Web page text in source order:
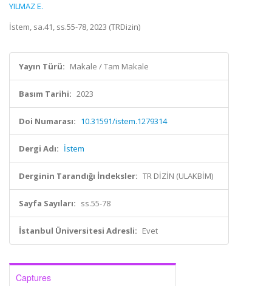
YILMAZ E.
İstem, sa.41, ss.55-78, 2023 (TRDizin)
Yayın Türü: Makale / Tam Makale
Basım Tarihi: 2023
Doi Numarası: 10.31591/istem.1279314
Dergi Adı: İstem
Derginin Tarandığı İndeksler: TR DİZİN (ULAKBİM)
Sayfa Sayıları: ss.55-78
İstanbul Üniversitesi Adresli: Evet
Captures